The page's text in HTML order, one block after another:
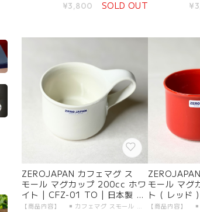
¥3,800 SOLD OUT
ZEROJAPAN カフェマグ ス
モール マグカップ 200cc ホワ
イト | CFZ-01 TO | 日本製 陶
器 美濃焼
【商品内容】 ◾️ カフェマグ スモール マグカップ 200cc 本体 1つ 【製品仕様】 ◾️ サイズ：200cc ◾️ カラー：ホワイト ◾️ 素材 ・本体：陶器（美濃焼） ◾️ 食洗機：使用可 【生産地】 ◾️ ZEROJAPAN カフェマグ スモール マグカップ 200cc 本体：日本製・岐阜県土岐市 【加工者】 有限会社 ZERO JAPAN 【販売者】 有限会社ガーラジャパン 【お届けについて】 「宅配便（送料無料）」にて、大切にお届けします。 日付指定が可能です。
モール マグ
ト ( レッド
日本製 陶器